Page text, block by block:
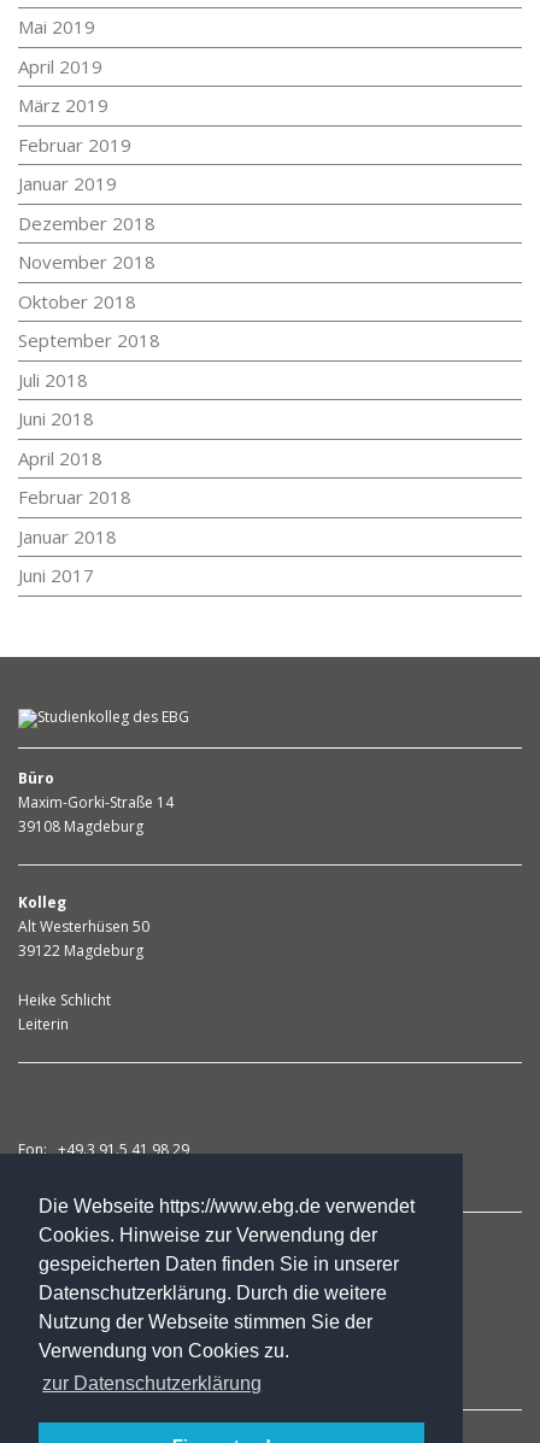
Die Webseite https://www.ebg.de verwendet
Cookies. Hinweise zur Verwendung der
gespeicherten Daten finden Sie in unserer
Datenschutzerklärung. Durch die weitere
Nutzung der Webseite stimmen Sie der
Verwendung von Cookies zu.
zur Datenschutzerklärung
Mai 2019
April 2019
März 2019
Februar 2019
Januar 2019
Dezember 2018
November 2018
Oktober 2018
September 2018
Juli 2018
Juni 2018
April 2018
Februar 2018
Januar 2018
Juni 2017
Büro
Maxim-Gorki-Straße 14
39108 Magdeburg
Kolleg
Alt Westerhüsen 50
39122 Magdeburg
Heike Schlicht
Leiterin
Fon: +49.3 91.5 41 98 29
Kursangebote
Das Kolleg